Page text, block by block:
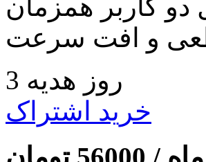
دو کاربر همزمان
و افت سرعت
3 روز هدیه
خرید اشتراک